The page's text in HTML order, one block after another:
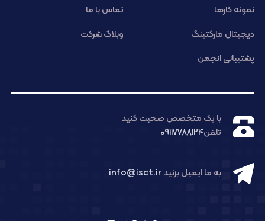
نمونه کارها
تماس با ما
دیجیتال مارکتینگ
وبلاگ شرکت
پشتیبانی انجمن
با یک متخصص صحبت کنید
تلفن09117788124
به ما ایمیل بزنیدinfo@isct.ir